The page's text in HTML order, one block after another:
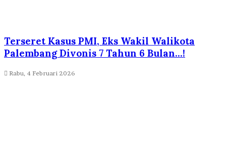
Terseret Kasus PMI, Eks Wakil Walikota
Palembang Divonis 7 Tahun 6 Bulan…!
Rabu, 4 Februari 2026